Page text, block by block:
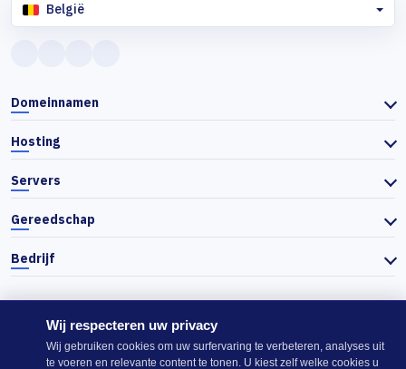
België
Domeinnamen
Hosting
Servers
Gereedschap
Bedrijf
© 2026 Actiefhost. In overeenstemming met de Bulgaarse handelswet
worden de prijzen op de website exclusief btw getoond en wordt de
Wij respecteren uw privacy
Wij gebruiken cookies om uw surfervaring te verbeteren, analyses uit
te voeren en relevante content te tonen. U kiest zelf welke cookies u